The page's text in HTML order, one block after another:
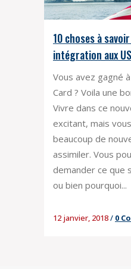
10 choses à
intégration aux
Vous avez gagné
Card ? Voila une
Vivre dans ce
excitant, mais
beaucoup de
assimiler. Vous
demander ce que
ou bien pourquoi...
12 janvier, 2018/ 0